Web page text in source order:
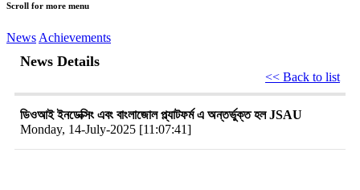
Scroll for more menu
News Achievements
News Details
<< Back to list
ডিওআই ইনডেক্সিং এবং বাংলাজোল প্ল্যাটফর্ম এ অন্তর্ভুক্ত হল JSAU
Monday, 14-July-2025 [11:07:41]